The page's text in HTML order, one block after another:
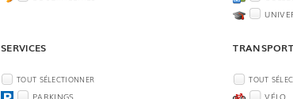
SERVICES
TOUT SÉLECTIONNER
PARKINGS
TOUT
VÉLO